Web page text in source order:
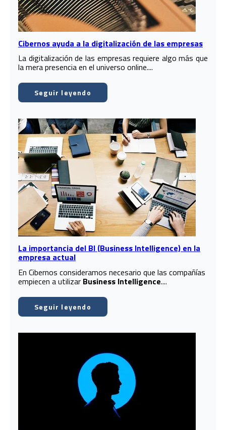
Cibernos ayuda a la digitalización de las empresas
La digitalización de las empresas requiere algo más que
la mera presencia en el universo online....
Seguir leyendo
La importancia del BI (Business Intelligence) en la
empresa actual
En Cibernos consideramos necesario que las compañías
empiecen a utilizar Business Intelligence....
Seguir leyendo